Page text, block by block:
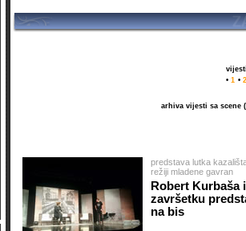
• 1 • 2
arhiva vijesti sa scene
predstava lutka
režiji mladene gavran
Robert Kurbaša
završetku
na bis